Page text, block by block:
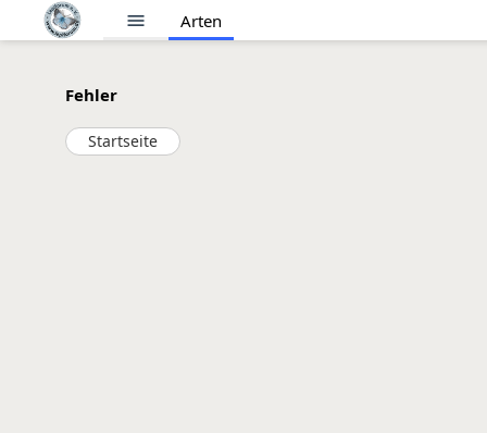
menu Arten
Fehler
Startseite